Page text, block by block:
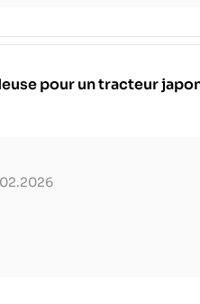
pour un tracteur